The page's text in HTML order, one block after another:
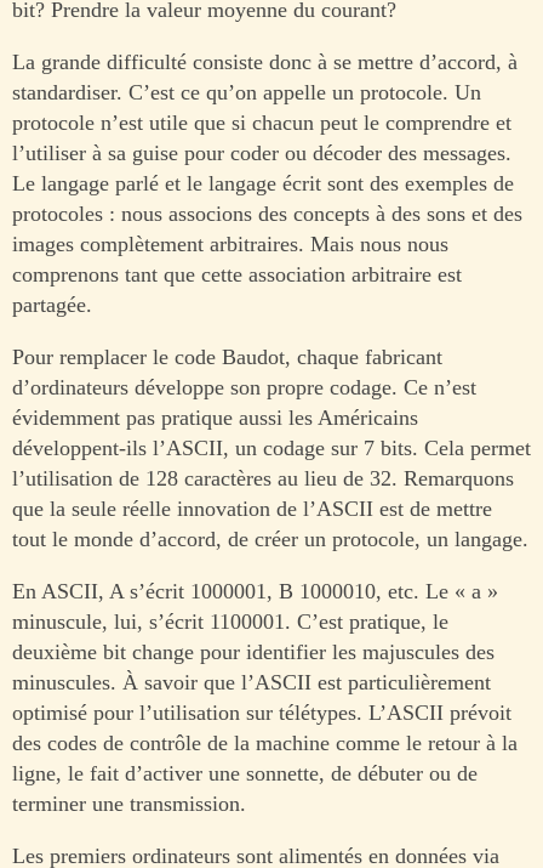
bit? Prendre la valeur moyenne du courant?
La grande difficulté consiste donc à se mettre d’accord, à
standardiser. C’est ce qu’on appelle un protocole. Un
protocole n’est utile que si chacun peut le comprendre et
l’utiliser à sa guise pour coder ou décoder des messages.
Le langage parlé et le langage écrit sont des exemples de
protocoles : nous associons des concepts à des sons et des
images complètement arbitraires. Mais nous nous
comprenons tant que cette association arbitraire est
partagée.
Pour remplacer le code Baudot, chaque fabricant
d’ordinateurs développe son propre codage. Ce n’est
évidemment pas pratique aussi les Américains
développent-ils l’ASCII, un codage sur 7 bits. Cela permet
l’utilisation de 128 caractères au lieu de 32. Remarquons
que la seule réelle innovation de l’ASCII est de mettre
tout le monde d’accord, de créer un protocole, un langage.
En ASCII, A s’écrit 1000001, B 1000010, etc. Le « a »
minuscule, lui, s’écrit 1100001. C’est pratique, le
deuxième bit change pour identifier les majuscules des
minuscules. À savoir que l’ASCII est particulièrement
optimisé pour l’utilisation sur télétypes. L’ASCII prévoit
des codes de contrôle de la machine comme le retour à la
ligne, le fait d’activer une sonnette, de débuter ou de
terminer une transmission.
Les premiers ordinateurs sont alimentés en données via